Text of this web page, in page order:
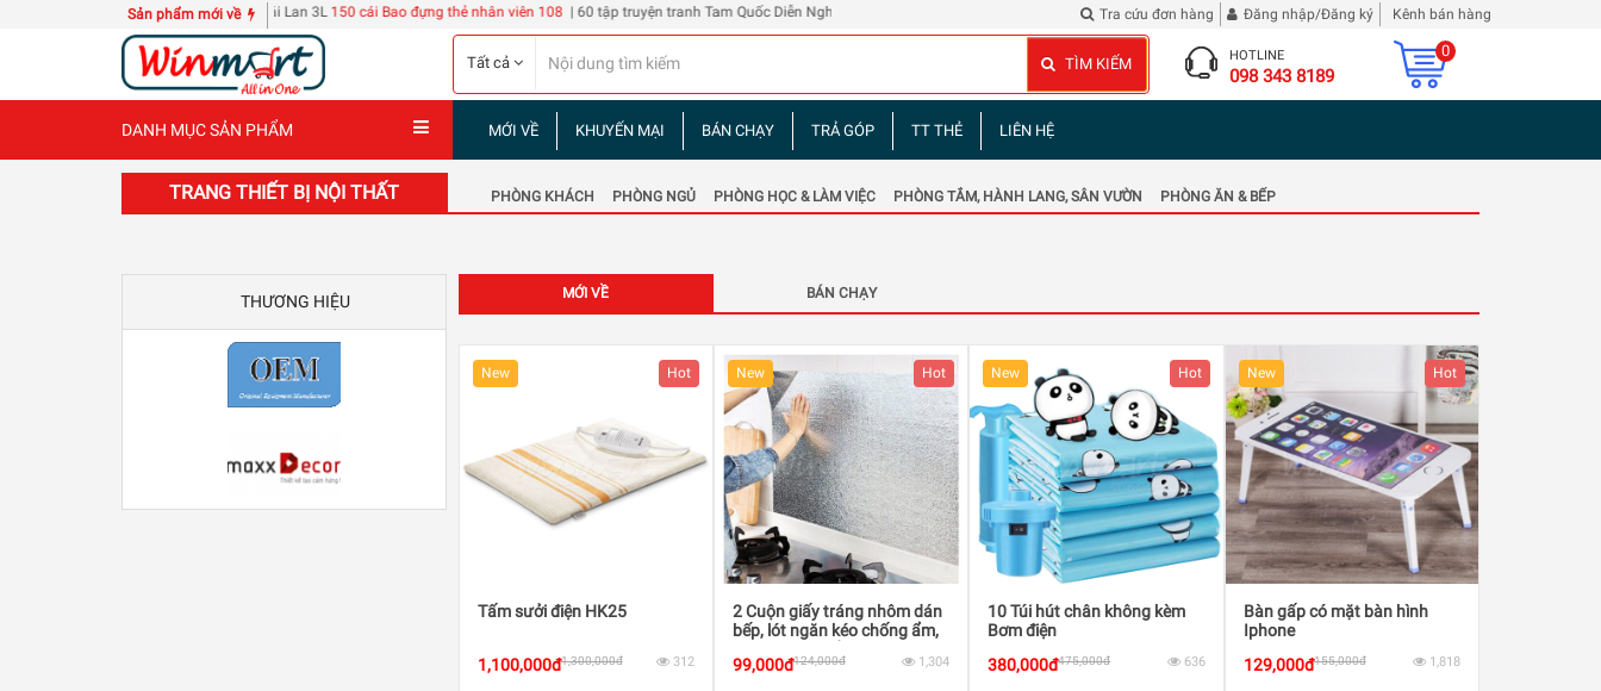
Sản phẩm mới về
can nước giặt D-nee Thái Lan 3L150 cái Bao đựng thẻ nhân viên 108 | 60 tập truyện tranh Tam Quốc Diễn Nghĩa Đừng phê bình tôi | 2 chai Rượu Vang Hibiscus Roselle Tra cứu đơn hàng Đăng nhập/Đăng ký Kênh bán hàng
Tất cả TÌM KIẾM HOTLINE
098 343 8189
0
DANH MỤC SẢN PHẨM MỚI VỀ KHUYẾN MẠI BÁN CHẠY TRẢ GÓP TT THẺ LIÊN HỆ
PHÒNG KHÁCH PHÒNG NGỦ PHÒNG HỌC & LÀM VIỆC PHÒNG TẮM, HÀNH LANG, SÂN VƯỜN PHÒNG ĂN & BẾP
TRANG THIẾT BỊ NỘI THẤT
THƯƠNG HIỆU MỚI VỀ BÁN CHẠY
New Hot
Tấm sưởi điện HK25
1,100,000đ1,300,000đ 312
New Hot
2 Cuộn giấy tráng nhôm dán
bếp, lót ngăn kéo chống ẩm,
99,000đ124,000đ 1,304
New Hot
10 Túi hút chân không kèm
Bơm điện
380,000đ475,000đ 636
New Hot
Bàn gấp có mặt bàn hình
Iphone
129,000đ155,000đ 1,818